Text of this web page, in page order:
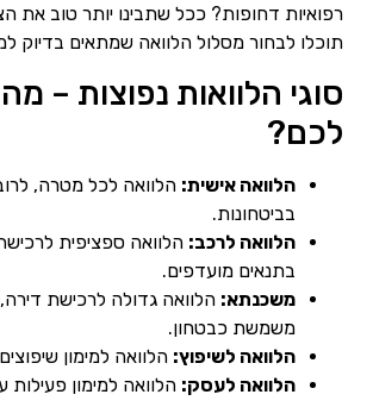
רפואיות דחופות? ככל שתבינו יותר טוב את
תוכלו לבחור מסלול הלוואה שמתאים בדיוק
סוגי הלוואות נפוצות –
לכם?
הלוואה אישית: הלוואה לכל מטרה,
בביטחונות.
הלוואה לרכב: הלוואה ספציפית
בתנאים מועדפים.
משכנתא: הלוואה גדולה לרכישת
משמשת כבטחון.
הלוואה לשיפוץ: הלוואה למימון
הלוואה לעסק: הלוואה למימון פעילות